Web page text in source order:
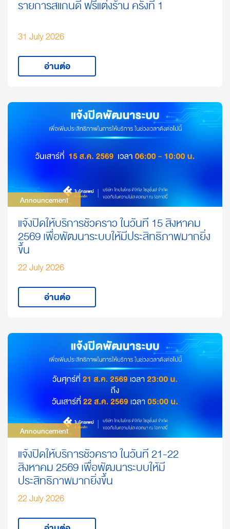
รายการสแกนดี ฟรีแต่งร้าน ครั้งที่ 1
31 July 2026
อ่านต่อ
Announcement
Announcement
แจ้งปิดให้บริการชั่วคราว ในวันที่ 15 สิงหาคม
2569 เพื่อพัฒนาระบบให้มีประสิทธิภาพมากยิ่ง
ขึ้น
22 July 2026
อ่านต่อ
Announcement
Announcement
แจ้งปิดให้บริการชั่วคราว ในวันที่ 21-22
สิงหาคม 2569 เพื่อพัฒนาระบบให้มี
ประสิทธิภาพมากยิ่งขึ้น
22 July 2026